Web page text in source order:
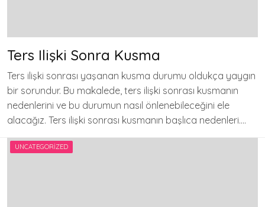
Ters Ilişki Sonra Kusma
Ters ilişki sonrası yaşanan kusma durumu oldukça yaygın
bir sorundur. Bu makalede, ters ilişki sonrası kusmanın
nedenlerini ve bu durumun nasıl önlenebileceğini ele
alacağız. Ters ilişki sonrası kusmanın başlıca nedenleri….
UNCATEGORIZED